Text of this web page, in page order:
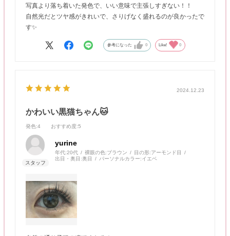
写真より落ち着いた発色で、いい意味で主張しすぎない！！
自然光だとツヤ感がきれいで、さりげなく盛れるのが良かったで
す✨
参考になった 0 Like! 0
2024.12.23
かわいい黒猫ちゃん🐱
発色:4 おすすめ度:5
yurine
年代:20代 裸眼の色:ブラウン 目の形:アーモンド目
出目・奥目:奥目 パーソナルカラー:イエベ